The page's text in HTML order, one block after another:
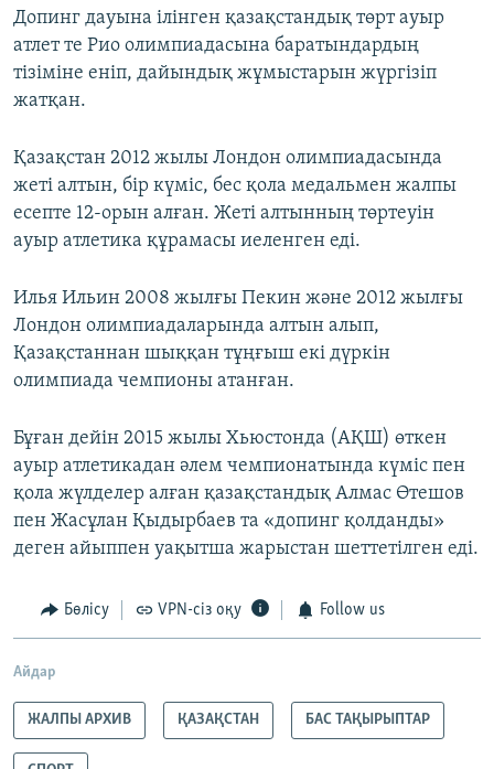
Допинг дауына ілінген қазақстандық төрт ауыр
атлет те Рио олимпиадасына баратындардың
тізіміне еніп, дайындық жұмыстарын жүргізіп
жатқан.
Қазақстан 2012 жылы Лондон олимпиадасында
жеті алтын, бір күміс, бес қола медальмен жалпы
есепте 12-орын алған. Жеті алтынның төртеуін
ауыр атлетика құрамасы иеленген еді.
Илья Ильин 2008 жылғы Пекин және 2012 жылғы
Лондон олимпиадаларында алтын алып,
Қазақстаннан шыққан тұңғыш екі дүркін
олимпиада чемпионы атанған.
Бұған дейін 2015 жылы Хьюстонда (АҚШ) өткен
ауыр атлетикадан әлем чемпионатында күміс пен
қола жүлделер алған қазақстандық Алмас Өтешов
пен Жасұлан Қыдырбаев та «допинг қолданды»
деген айыппен уақытша жарыстан шеттетілген еді.
Бөлісу VPN-сіз оқу Follow us
Айдар
ЖАЛПЫ АРХИВ ҚАЗАҚСТАН БАС ТАҚЫРЫПТАР